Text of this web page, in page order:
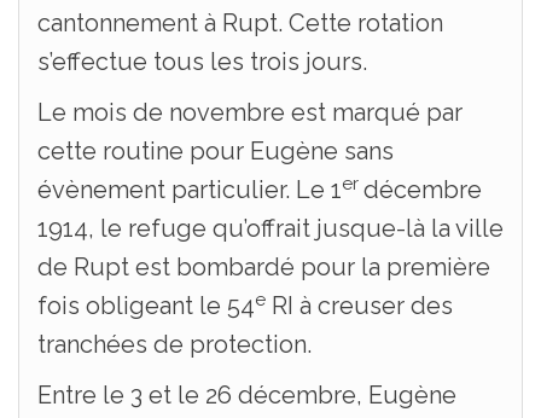
cantonnement à Rupt. Cette rotation
s’effectue tous les trois jours.
Le mois de novembre est marqué par
cette routine pour Eugène sans
évènement particulier. Le 1er décembre
1914, le refuge qu’offrait jusque-là la ville
de Rupt est bombardé pour la première
fois obligeant le 54e RI à creuser des
tranchées de protection.
Entre le 3 et le 26 décembre, Eugène